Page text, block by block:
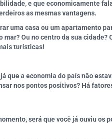
e que economicamente
as mesmas vantagens.
uma casa ou um apartamento
Ou no centro da sua
turísticas!
que a economia do país não
nos pontos positivos? Há
será que você já ouviu os